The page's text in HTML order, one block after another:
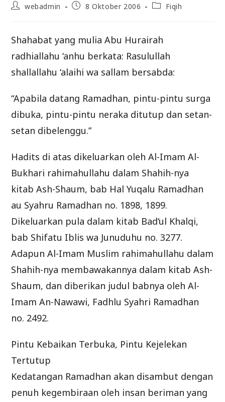
Postwebadmin
Post8 Oktober 2006
PostFiqih
Shahabat yang mulia Abu Hurairah
radhiallahu ‘anhu berkata: Rasulullah
shallallahu ‘alaihi wa sallam bersabda:
“Apabila datang Ramadhan, pintu-pintu surga
dibuka, pintu-pintu neraka ditutup dan setan-
setan dibelenggu.”
Hadits di atas dikeluarkan oleh Al-Imam Al-
Bukhari rahimahullahu dalam Shahih-nya
kitab Ash-Shaum, bab Hal Yuqalu Ramadhan
au Syahru Ramadhan no. 1898, 1899.
Dikeluarkan pula dalam kitab Bad‘ul Khalqi,
bab Shifatu Iblis wa Junuduhu no. 3277.
Adapun Al-Imam Muslim rahimahullahu dalam
Shahih-nya membawakannya dalam kitab Ash-
Shaum, dan diberikan judul babnya oleh Al-
Imam An-Nawawi, Fadhlu Syahri Ramadhan
no. 2492.
Pintu Kebaikan Terbuka, Pintu Kejelekan
Tertutup
Kedatangan Ramadhan akan disambut dengan
penuh kegembiraan oleh insan beriman yang